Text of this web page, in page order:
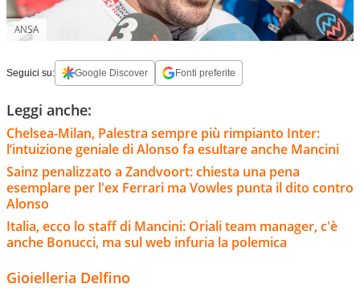
ANSA
Seguici su: Google Discover Fonti preferite
Leggi anche:
Chelsea-Milan, Palestra sempre più rimpianto Inter:
l’intuizione geniale di Alonso fa esultare anche Mancini
Sainz penalizzato a Zandvoort: chiesta una pena
esemplare per l'ex Ferrari ma Vowles punta il dito contro
Alonso
Italia, ecco lo staff di Mancini: Oriali team manager, c'è
anche Bonucci, ma sul web infuria la polemica
Gioielleria Delfino